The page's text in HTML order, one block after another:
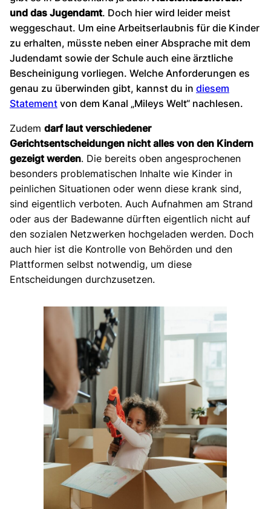
und das Jugendamt. Doch hier wird leider meist
weggeschaut. Um eine Arbeitserlaubnis für die Kinder
zu erhalten, müsste neben einer Absprache mit dem
Judendamt sowie der Schule auch eine ärztliche
Bescheinigung vorliegen. Welche Anforderungen es
genau zu überwinden gibt, kannst du in diesem
Statement von dem Kanal „Mileys Welt“ nachlesen.
Zudem darf laut verschiedener
Gerichtsentscheidungen nicht alles von den Kindern
gezeigt werden. Die bereits oben angesprochenen
besonders problematischen Inhalte wie Kinder in
peinlichen Situationen oder wenn diese krank sind,
sind eigentlich verboten. Auch Aufnahmen am Strand
oder aus der Badewanne dürften eigentlich nicht auf
den sozialen Netzwerken hochgeladen werden. Doch
auch hier ist die Kontrolle von Behörden und den
Plattformen selbst notwendig, um diese
Entscheidungen durchzusetzen.